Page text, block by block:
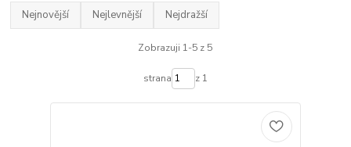
Nejnovější Nejlevnější Nejdražší
Zobrazuji 1-5 z 5
strana z 1